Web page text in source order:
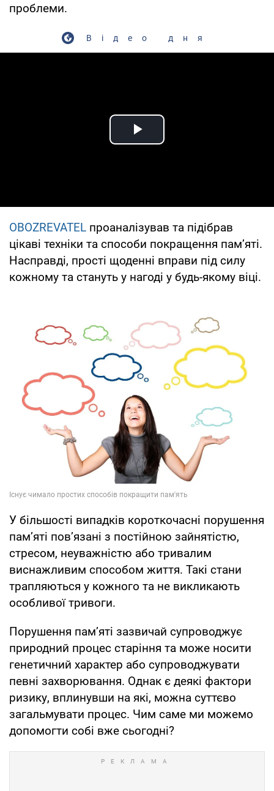
проблеми.
Відео дня
Play Video
OBOZREVATEL проаналізував та підібрав
цікаві техніки та способи покращення пам’яті.
Насправді, прості щоденні вправи під силу
кожному та стануть у нагоді у будь-якому віці.
У більшості випадків короткочасні порушення
пам’яті пов’язані з постійною зайнятістю,
стресом, неуважністю або тривалим
виснажливим способом життя. Такі стани
трапляються у кожного та не викликають
особливої тривоги.
Порушення пам’яті зазвичай супроводжує
природний процес старіння та може носити
генетичний характер або супроводжувати
певні захворювання. Однак є деякі фактори
ризику, вплинувши на які, можна суттєво
загальмувати процес. Чим саме ми можемо
допомогти собі вже сьогодні?